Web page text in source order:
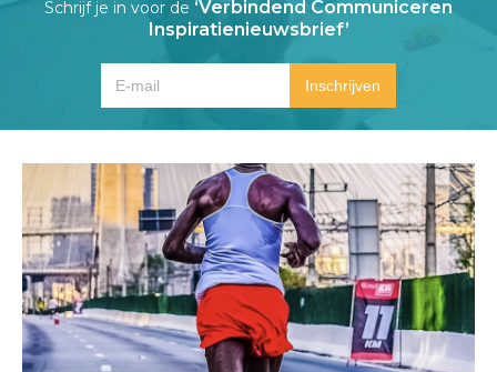
Schrijf je in voor de ‘Verbindend Communiceren
Inspiratienieuwsbrief’